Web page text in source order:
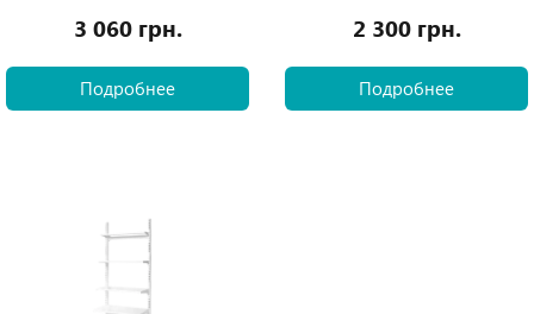
3 060 грн.
Подробнее
2 300 грн.
Подробнее